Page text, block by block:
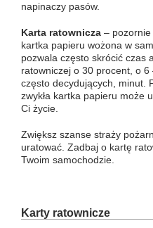
napinaczy pasów.
Karta ratownicza – pozornie
kartka papieru wożona w
pozwala często skrócić czas
ratowniczej o 30 procent, o 6
często decydujących, minut.
zwykła kartka papieru może
Ci życie.
Zwiększ szanse straży
uratować. Zadbaj o kartę
Twoim samochodzie.
Karty ratownicze